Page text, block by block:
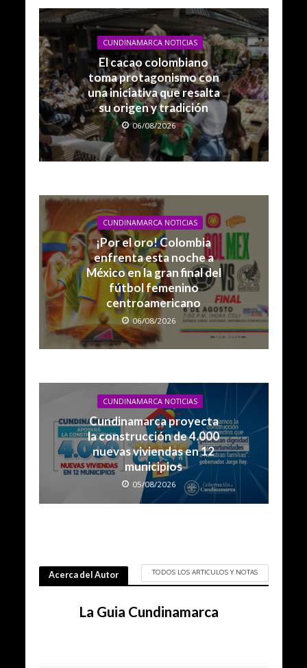
CUNDINAMARCA NOTICIAS
El cacao colombiano
toma protagonismo con
una iniciativa que resalta
su origen y tradición
06/08/2026
CUNDINAMARCA NOTICIAS
¡Por el oro! Colombia
enfrenta esta noche a
México en la gran final del
fútbol femenino
centroamericano
06/08/2026
CUNDINAMARCA NOTICIAS
Cundinamarca proyecta
la construcción de 4.000
nuevas viviendas en 12
municipios
05/08/2026
Acerca del Autor TODOS LOS ARTICULOS Y NOTAS
La Guia Cundinamarca